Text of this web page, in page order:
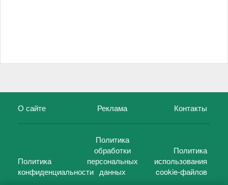
О сайте Реклама Контакты
Политика
конфиденциальности
Политика
обработки
персональных
данных
Политика
использования
cookie-файлов